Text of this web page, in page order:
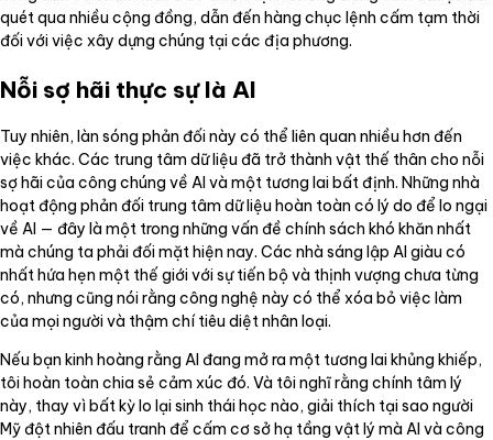
quét qua nhiều cộng đồng, dẫn đến hàng chục lệnh cấm tạm thời
đối với việc xây dựng chúng tại các địa phương.
Nỗi sợ hãi thực sự là AI
Tuy nhiên, làn sóng phản đối này có thể liên quan nhiều hơn đến
việc khác. Các trung tâm dữ liệu đã trở thành vật thế thân cho nỗi
sợ hãi của công chúng về AI và một tương lai bất định. Những nhà
hoạt động phản đối trung tâm dữ liệu hoàn toàn có lý do để lo ngại
về AI — đây là một trong những vấn đề chính sách khó khăn nhất
mà chúng ta phải đối mặt hiện nay. Các nhà sáng lập AI giàu có
nhất hứa hẹn một thế giới với sự tiến bộ và thịnh vượng chưa từng
có, nhưng cũng nói rằng công nghệ này có thể xóa bỏ việc làm
của mọi người và thậm chí tiêu diệt nhân loại.
Nếu bạn kinh hoàng rằng AI đang mở ra một tương lai khủng khiếp,
tôi hoàn toàn chia sẻ cảm xúc đó. Và tôi nghĩ rằng chính tâm lý
này, thay vì bất kỳ lo lại sinh thái học nào, giải thích tại sao người
Mỹ đột nhiên đấu tranh để cấm cơ sở hạ tầng vật lý mà AI và công